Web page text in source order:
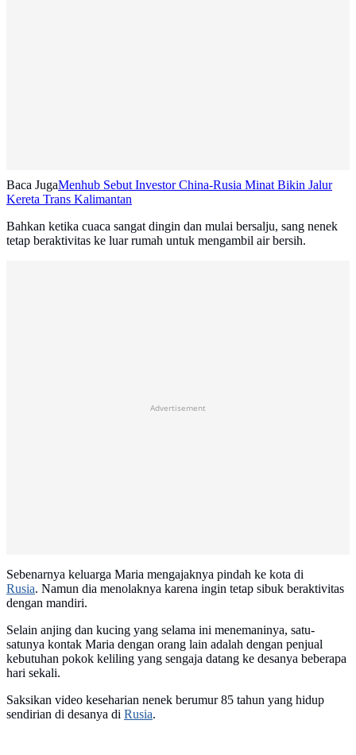
Baca JugaMenhub Sebut Investor China-Rusia Minat Bikin Jalur
Kereta Trans Kalimantan
Bahkan ketika cuaca sangat dingin dan mulai bersalju, sang nenek
tetap beraktivitas ke luar rumah untuk mengambil air bersih.
Advertisement
Sebenarnya keluarga Maria mengajaknya pindah ke kota di
Rusia. Namun dia menolaknya karena ingin tetap sibuk beraktivitas
dengan mandiri.
Selain anjing dan kucing yang selama ini menemaninya, satu-
satunya kontak Maria dengan orang lain adalah dengan penjual
kebutuhan pokok keliling yang sengaja datang ke desanya beberapa
hari sekali.
Saksikan video keseharian nenek berumur 85 tahun yang hidup
sendirian di desanya di Rusia.